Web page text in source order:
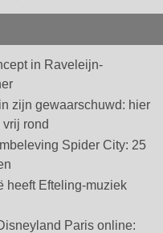
in Raveleijn-
zijn gewaarschuwd: hier
rond
Spider City: 25
heeft Efteling-muziek
Paris online: